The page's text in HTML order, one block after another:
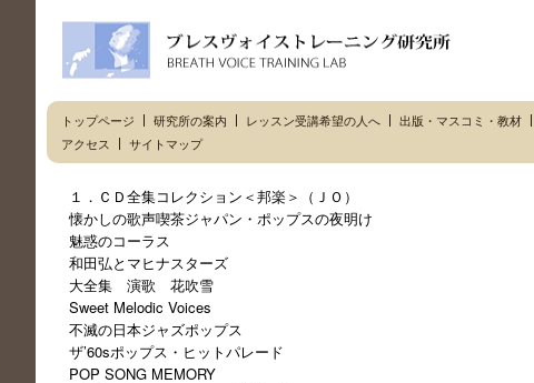
トップページ 研究所の案内 レッスン受講希望の人へ
出版・マスコミ・教材
アクセス
サイトマップ
１．ＣＤ全集コレクション＜邦楽＞（ＪＯ）
懐かしの歌声喫茶ジャパン・ポップスの夜明け
魅惑のコーラス
和田弘とマヒナスターズ
大全集 演歌 花吹雪
Sweet Melodic Voices
不滅の日本ジャズポップス
ザ’60sポップス・ヒットパレード
POP SONG MEMORY